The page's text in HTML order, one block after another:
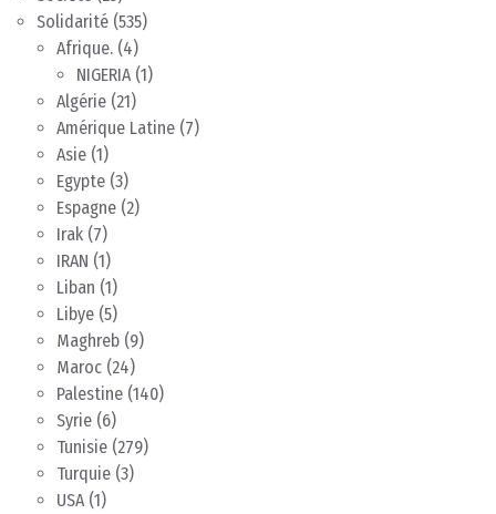
Solidarité (535)
Afrique. (4)
NIGERIA (1)
Algérie (21)
Amérique Latine (7)
Asie (1)
Egypte (3)
Espagne (2)
Irak (7)
IRAN (1)
Liban (1)
Libye (5)
Maghreb (9)
Maroc (24)
Palestine (140)
Syrie (6)
Tunisie (279)
Turquie (3)
USA (1)